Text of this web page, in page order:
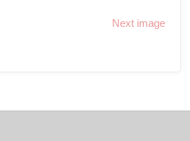
Next image